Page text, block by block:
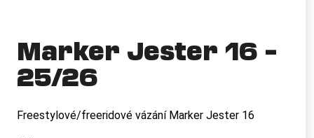
Marker Jester 16 –
25/26
Freestylové/freeridové vázání Marker Jester 16
t
?